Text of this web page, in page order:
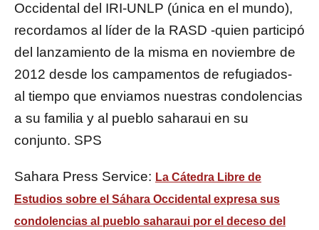
Occidental del IRI-UNLP (única en el mundo),
recordamos al líder de la RASD -quien participó
del lanzamiento de la misma en noviembre de
2012 desde los campamentos de refugiados-
al tiempo que enviamos nuestras condolencias
a su familia y al pueblo saharaui en su
conjunto. SPS
Sahara Press Service: La Cátedra Libre de
Estudios sobre el Sáhara Occidental expresa sus
condolencias al pueblo saharaui por el deceso del